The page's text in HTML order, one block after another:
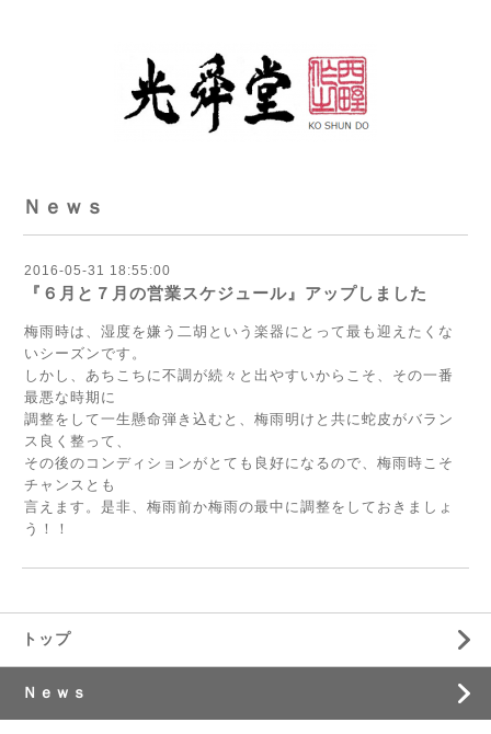
Ｎｅｗｓ
2016-05-31 18:55:00
『６月と７月の営業スケジュール』アップしました
梅雨時は、湿度を嫌う二胡という楽器にとって最も迎えたくな
いシーズンです。
しかし、あちこちに不調が続々と出やすいからこそ、その一番
最悪な時期に
調整をして一生懸命弾き込むと、梅雨明けと共に蛇皮がバラン
ス良く整って、
その後のコンディションがとても良好になるので、梅雨時こそ
チャンスとも
言えます。是非、梅雨前か梅雨の最中に調整をしておきましょ
う！！
トップ
Ｎｅｗｓ